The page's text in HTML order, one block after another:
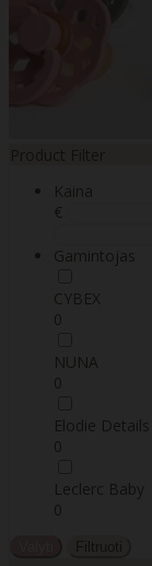
Kaina
€
Gamintojas
CYBEX
0
NUNA
0
Elodie Details
0
Leclerc Baby
0